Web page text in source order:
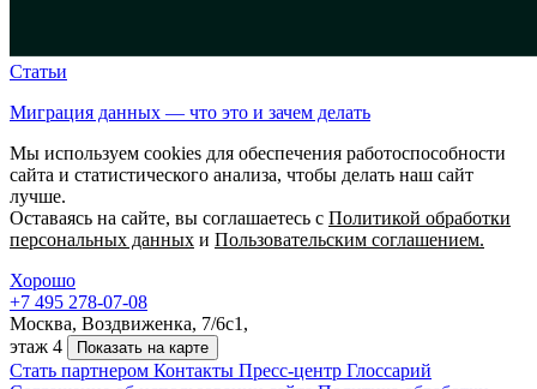
Статьи
Миграция данных — что это и зачем делать
Мы используем cookies для обеспечения работоспособности
сайта и статистического анализа, чтобы делать наш сайт
лучше.
Оставаясь на сайте, вы соглашаетесь с Политикой обработки
персональных данных и Пользовательским соглашением.
Хорошо
+7 495 278-07-08
Москва, Воздвиженка, 7/6с1,
этаж 4
Показать на карте
Стать партнером Контакты Пресс-центр Глоссарий